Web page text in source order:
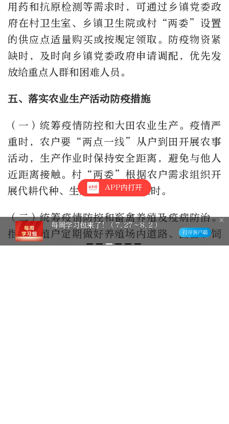
用药和抗原检测等需求时，可通过乡镇党委政
府在村卫生室、乡镇卫生院或村“两委”设置
的供应点适量购买或按规定领取。防疫物资紧
缺时，及时向乡镇党委政府申请调配，优先发
放给重点人群和困难人员。
五、落实农业生产活动防疫措施
（一）统筹疫情防控和大田农业生产。疫情严
重时，农户要“两点一线”从户到田开展农事
活动，生产作业时保持安全距离，避免与他人
近距离接触。村“两委”根据农户需求组织开
展代耕代种、生产托管，不误农时。
（二）统筹疫情防控和畜禽养殖及疫病防治。
指导养殖户定期做好养殖场内道路、圈舍、饲
APP内打开
每周学习包来了！（7.27～8.2）